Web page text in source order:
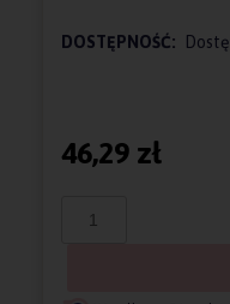
DOSTĘPNOŚĆ:
46,29 zł